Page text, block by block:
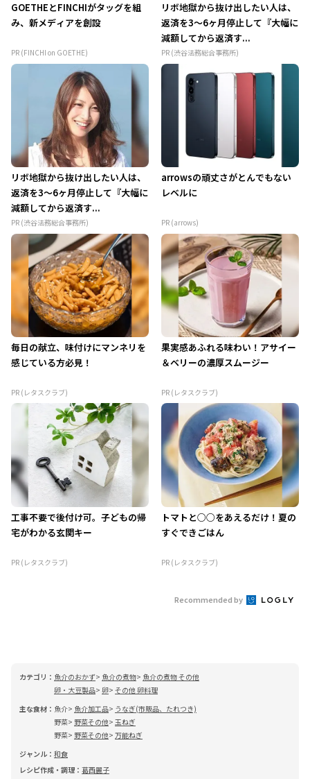
GOETHEとFINCHIがタッグを組
み、新メディアを創設
PR (FINCHI on GOETHE)
リボ地獄から抜け出したい人は、
返済を3～6ヶ月停止して『大幅に
減額してから返済す...
PR (渋谷法務総合事務所)
リボ地獄から抜け出したい人は、
返済を3～6ヶ月停止して『大幅に
減額してから返済す...
PR (渋谷法務総合事務所)
arrowsの頑丈さがとんでもない
レベルに
PR (arrows)
毎日の献立、味付けにマンネリを
感じている方必見！
PR (レタスクラブ)
果実感あふれる味わい！アサイー
＆ベリーの濃厚スムージー
PR (レタスクラブ)
工事不要で後付け可。子どもの帰
宅がわかる玄関キー
PR (レタスクラブ)
トマトと○○をあえるだけ！夏の
すぐできごはん
PR (レタスクラブ)
Recommended by
カテゴリ： 魚介のおかず 魚介の煮物
魚介の煮物 その他
卵・大豆製品 卵 その他 卵料理
主な食材： 魚介 魚介加工品
うなぎ(市販品、たれつき)
野菜
野菜その他 玉ねぎ
野菜
野菜その他 万能ねぎ
ジャンル： 和食
レシピ作成・調理： 葛西麗子